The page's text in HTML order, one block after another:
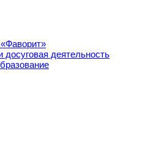
деятельность